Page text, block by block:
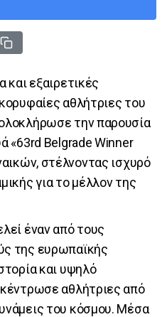
και εξαιρετικές
αθλήτριες του
την παρουσία
«63rd Belgrade Winner
στέλνοντας ισχυρό
για το μέλλον της
έναν από τους
της ευρωπαϊκής
και υψηλό
αθλήτριες από
του κόσμου. Μέσα